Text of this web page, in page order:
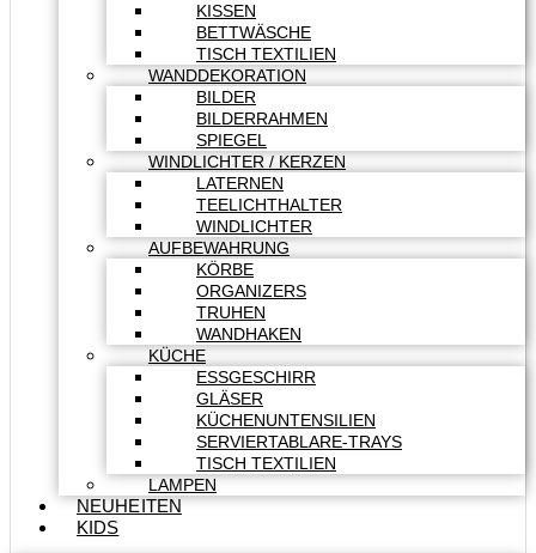
KISSEN
BETTWÄSCHE
TISCH TEXTILIEN
WANDDEKORATION
BILDER
BILDERRAHMEN
SPIEGEL
WINDLICHTER / KERZEN
LATERNEN
TEELICHTHALTER
WINDLICHTER
AUFBEWAHRUNG
KÖRBE
ORGANIZERS
TRUHEN
WANDHAKEN
KÜCHE
ESSGESCHIRR
GLÄSER
KÜCHENUNTENSILIEN
SERVIERTABLARE-TRAYS
TISCH TEXTILIEN
LAMPEN
NEUHEITEN
KIDS